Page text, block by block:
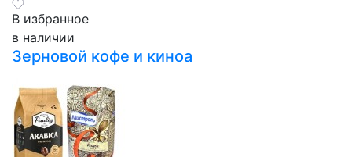
В избранное
в наличии
Зерновой кофе и киноа